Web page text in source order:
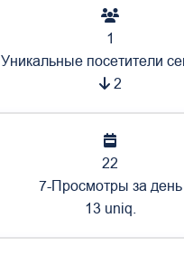
1
Уникальные посетители
2
22
7-Просмотры за день
13 uniq.